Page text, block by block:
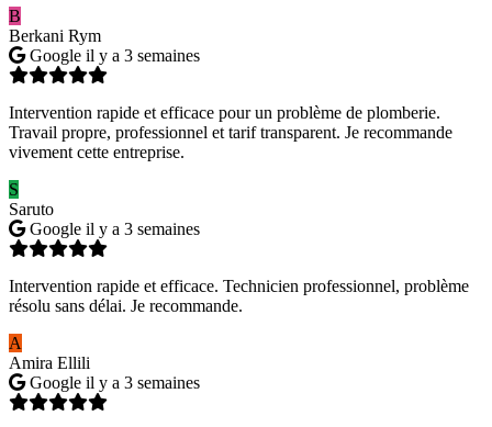
B
Berkani Rym
Google il y a 3 semaines
Intervention rapide et efficace pour un problème de plomberie.
Travail propre, professionnel et tarif transparent. Je recommande
vivement cette entreprise.
S
Saruto
Google il y a 3 semaines
Intervention rapide et efficace. Technicien professionnel, problème
résolu sans délai. Je recommande.
A
Amira Ellili
Google il y a 3 semaines